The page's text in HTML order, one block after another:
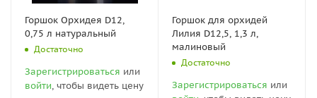
Горшок Орхидея D12,
0,75 л натуральный
Достаточно
Зарегистрироваться или
войти, чтобы видеть цену
Горшок для орхидей
Лилия D12,5, 1,3 л,
малиновый
Достаточно
Зарегистрироваться или